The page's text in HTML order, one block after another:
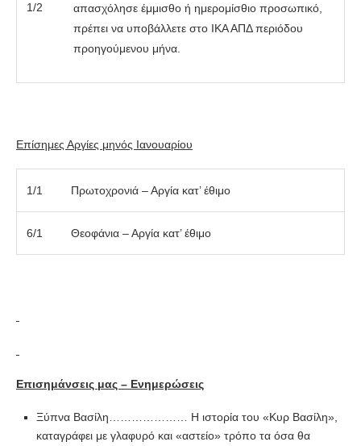
1/2
απασχόλησε έμμισθο ή ημερομίσθιο προσωπικό,
πρέπει να υποβάλλετε στο ΙΚΑ ΑΠΔ περιόδου
προηγούμενου μήνα.
Επίσημες Αργίες μηνός Ιανουαρίου
1/1 Πρωτοχρονιά – Αργία κατ’ έθιμο
6/1 Θεοφάνια – Αργία κατ’ έθιμο
Επισημάνσεις μας – Ενημερώσεις
Ξύπνα Βασίλη………………… Η ιστορία του «Κυρ Βασίλη»,
καταγράφει με γλαφυρό και «αστείο» τρόπο τα όσα θα